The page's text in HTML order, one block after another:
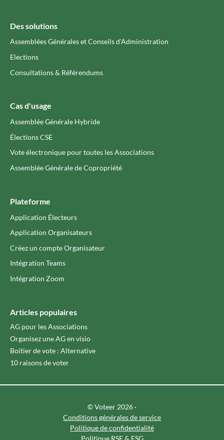
Des solutions
Assemblées Générales et Conseils d'Administration
Elections
Consultations & Référendums
Cas d'usage
Assemblée Générale Hybride
Élections CSE
Vote électronique pour toutes les Associations
Assemblée Générale de Copropriété
Plateforme
Application Électeurs
Application Organisateurs
Créez un compte Organisateur
Intégration Teams
Intégration Zoom
Articles populaires
AG pour les Associations
Organisez une AG en visio
Boitier de vote : Alternative
10 raisons de voter
© Voteer 2026 ·
Conditions générales de service
Politique de confidentialité
Politique RSE & ESG